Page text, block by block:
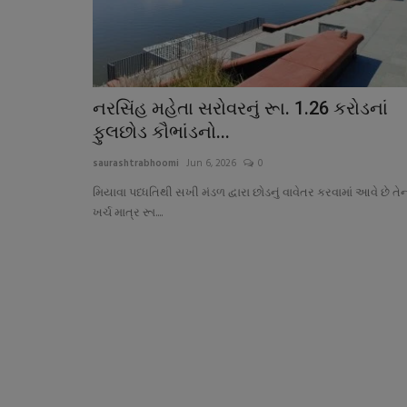
નરસિંહ મહેતા સરોવરનું રૂા. 1.26 કરોડનાં
ફુલછોડ કૌભાંડનો...
saurashtrabhoomi Jun 6, 2026 0
મિયાવા પધ્ધતિથી સખી મંડળ દ્વારા છોડનું વાવેતર કરવામાં આવે છે
ખર્ચ માત્ર રૂા....